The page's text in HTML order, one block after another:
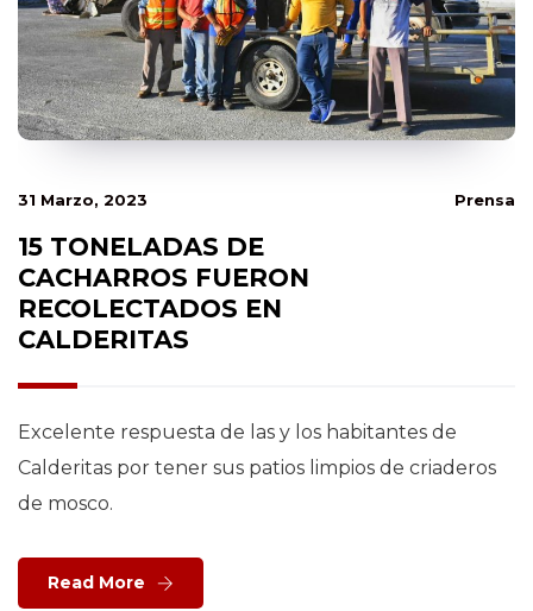
31 Marzo, 2023 Prensa
15 TONELADAS DE
CACHARROS FUERON
RECOLECTADOS EN
CALDERITAS
Excelente respuesta de las y los habitantes de
Calderitas por tener sus patios limpios de criaderos
de mosco.
Read More